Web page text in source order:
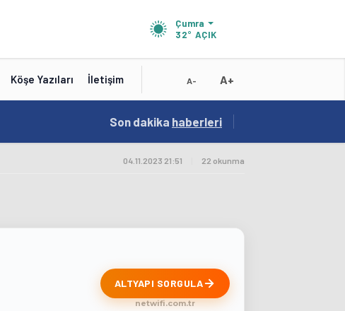
Çumra
32° AÇIK
Köşe Yazıları İletişim A- A+
19:01 / Konya'nın Zengin Mutfağı GastroFest'te
Son dakika haberleri
04.11.2023 21:51 22 okunma
ALTYAPI SORGULA
netwifi.com.tr